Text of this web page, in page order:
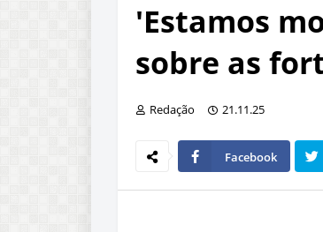
'Estamos
sobre as
Redação 21.11.25
Facebook